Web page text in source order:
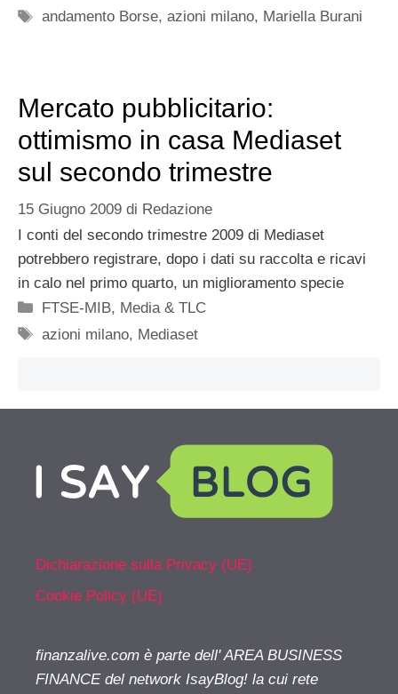
Tag
andamento Borse,azioni milano, Mariella Burani
Mercato pubblicitario:
ottimismo in casa Mediaset
sul secondo trimestre
15 Giugno 2009 di Redazione
I conti del secondo trimestre 2009 di Mediaset
potrebbero registrare, dopo i dati su raccolta e ricavi
in calo nel primo quarto, un miglioramento specie
Categorie
FTSE-MIB, Media & TLC
Tag
azioni milano, Mediaset
Dichiarazione sulla Privacy (UE)
Cookie Policy (UE)
finanzalive.com è parte dell' AREA BUSINESS
FINANCE del network IsayBlog! la cui rete